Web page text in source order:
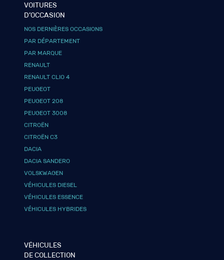
VOITURES
D’OCCASION
NOS DERNIÈRES OCCASIONS
PAR DÉPARTEMENT
PAR MARQUE
RENAULT
RENAULT CLIO 4
PEUGEOT
PEUGEOT 208
PEUGEOT 3008
CITROËN
CITROËN C3
DACIA
DACIA SANDERO
VOLSKWAGEN
VÉHICULES DIESEL
VÉHICULES ESSENCE
VÉHICULES HYBRIDES
VÉHICULES
DE COLLECTION